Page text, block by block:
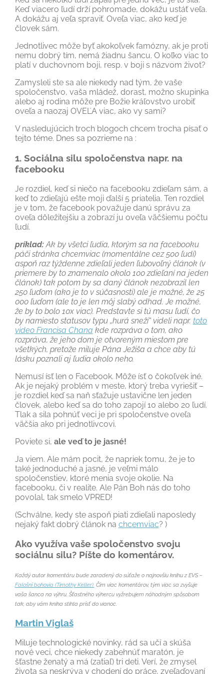
Keď viacero ľudí drží pohromade, dokážu ustáť veľa.
A dokážu aj veľa spraviť. Oveľa viac, ako keď je
človek sám.
Jednotlivec môže byť akokoľvek famózny, ak je proti
nemu dobrý tím, nemá žiadnu šancu. O koľko viac to
platí v duchovnom boji, resp. v boji s názvom život?
Zamysleli ste sa ale niekedy nad tým, že vaše
spoločenstvo, vaša mládež, dorast, možno skupinka
alebo aj rodina môže pre Božie kráľovstvo urobiť
oveľa a naozaj OVEĽA viac, ako vy sami?
V nasledujúcich troch blogoch chcem trocha písať o
tejto téme. Dnes sa pozrieme na :
1. Sociálna silu spoločenstva napr. na
facebooku
Je rozdiel, keď si niečo na facebooku zdieľam sám, a
keď to zdieľajú ešte moji ďalší 5 priatelia. Ten rozdiel
je v tom, že facebook považuje danú správu za
oveľa dôležitejšiu a zobrazí ju oveľa väčšiemu počtu
ľudí.
príklad:Ak by všetci ľudia, ktorým sa na facebooku
páči stránka chcemviac (momentálne cez 500 ľudí)
aspoň raz týždenne zdieľali jeden ľubovoľný článok (v
priemere by to znamenalo okolo 100 zdieľaní na jeden
článok) tak potom by sa daný článok nezobrazil len
250 ľuďom (ako je to v súčasnosti) ale je možné, že 25
000 ľuďom (ale to je len môj slabý odhad. Je možné,
že by to bolo 10x viac). Predstavte si tú masu ľudí, čo
by namiesto statusov typu „hurá sneží“ videli napr. toto
video Francisa Chana kde rozpráva o tom, ako
rozpráva, že jeho dom je otvoreným miestom pre
všetkých, pretože miluje Pána Ježiša a chce aby tú
lásku poznali aj ľudia okolo neho.
Nemusí ísť len o Facebook. Môže ísť o čokoľvek iné.
Ak je nejaký problém v meste, ktorý treba vyriešiť –
je rozdiel keď sa naň sťažuje ustavične len jeden
človek, alebo keď sa do toho zapojí 10 alebo 20 ľudí.
Tlak a sila pohnúť veci je pri spoločenstve oveľa
väčšia ako pri jednotlivcovi.
Poviete si, ale veď to je jasné!
Ja viem. Ale mám pocit, že napriek tomu, že je to
také jednoduché a jasné, je veľmi málo
spoločenstiev, ktoré menia svoje okolie. Na
facebooku, či v realite. Ale Pán Boh nás do toho
povolal, tak smelo VPRED!
(Schválne, kedy ste aspoň piati zdieľali naposledy
nejaký fakt dobrý článok na chcemviac? )
Ako využíva vaše spoločenstvo svoju
sociálnu silu? Píšte do komentárov.
Každý autor komentáru bude zaradený do súťaže o najnovšiu knihu z EVS –
Falošní bohovia (Timothy Keller). Čím viac komentárov, tým viac sa zvyšuje
vaša šanca na výhru. Šťastného výhercu vyžrebujem náhodným spôsobom
tak, aby vám kniha stihla prísť do vianoc.
Martin Viglaš
Miluje technologické novinky, rád sa učí a skúša
nové veci, chce niekedy zabehnúť maratón, je
šťastne ženatý a má (zatiaľ) tri deti. Verí, že zmysel
života sa neskrýva v chodení do práce, zveľaďovaní